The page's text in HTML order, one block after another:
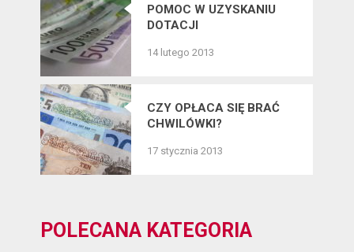
POMOC W UZYSKANIU
DOTACJI
14 lutego 2013
CZY OPŁACA SIĘ BRAĆ
CHWILÓWKI?
17 stycznia 2013
POLECANA KATEGORIA